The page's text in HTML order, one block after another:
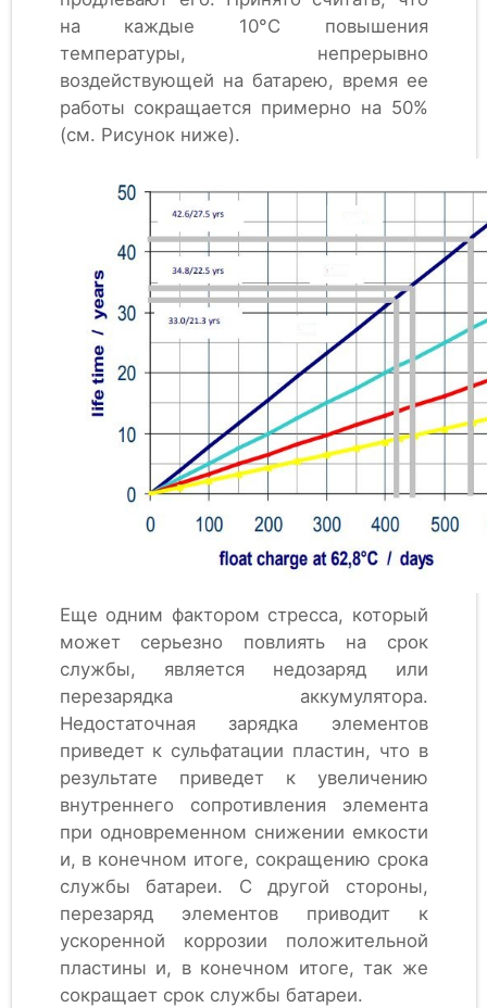
на каждые 10°C повышения
температуры, непрерывно
воздействующей на батарею, время ее
работы сокращается примерно на 50%
(см. Рисунок ниже).
Еще одним фактором стресса, который
может серьезно повлиять на срок
службы, является недозаряд или
перезарядка аккумулятора.
Недостаточная зарядка элементов
приведет к сульфатации пластин, что в
результате приведет к увеличению
внутреннего сопротивления элемента
при одновременном снижении емкости
и, в конечном итоге, сокращению срока
службы батареи. С другой стороны,
перезаряд элементов приводит к
ускоренной коррозии положительной
пластины и, в конечном итоге, так же
сокращает срок службы батареи.